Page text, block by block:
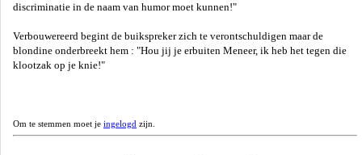
discriminatie in de naam van humor moet kunnen!"
Verbouwereerd begint de buikspreker zich te verontschuldigen maar de
blondine onderbreekt hem : "Hou jij je erbuiten Meneer, ik heb het tegen die
klootzak op je knie!"
Om te stemmen moet je ingelogd zijn.